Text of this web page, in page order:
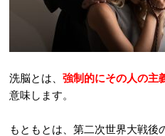
洗脳とは、 強制的にその人の主
意味します。
もともとは、第二次世界大戦後